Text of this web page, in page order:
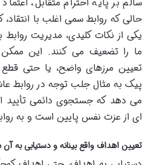
حالی که روابط سمی اغلب با
یکی از نکات کلیدی، مدیریت
ما را تضعیف می کنند. این
تعیین مرزهای واضح، یا حتی قطع
پیک به مثال جلب توجه در روابط
می دهد که جستجوی دائمی تأیید
ای از عزت نفس پایین است و به
تعیین اهداف واقع بینانه و دستیابی به آن